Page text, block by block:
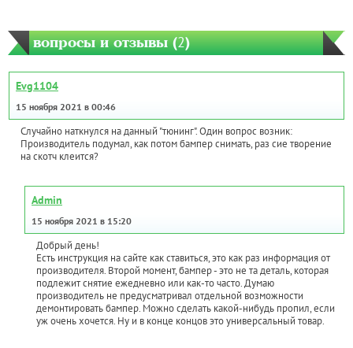
вопросы и отзывы (2)
Evg1104
15 ноября 2021 в 00:46
Случайно наткнулся на данный "тюнинг". Один вопрос возник:
Производитель подумал, как потом бампер снимать, раз сие творение
на скотч клеится?
Admin
15 ноября 2021 в 15:20
Добрый день!
Есть инструкция на сайте как ставиться, это как раз информация от
производителя. Второй момент, бампер - это не та деталь, которая
подлежит снятие ежедневно или как-то часто. Думаю
производитель не предусматривал отдельной возможности
демонтировать бампер. Можно сделать какой-нибудь пропил, если
уж очень хочется. Ну и в конце концов это универсальный товар.